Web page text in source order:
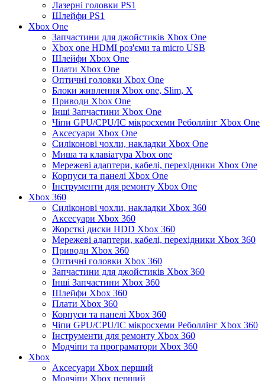
Лазерні головки PS1
Шлейфи PS1
Xbox One
Запчастини для джойстиків Xbox One
Xbox one HDMI роз'єми та micro USB
Шлейфи Xbox One
Плати Xbox One
Оптичні головки Xbox One
Блоки живлення Xbox one, Slim, X
Приводи Xbox One
Інші Запчастини Xbox One
Чіпи GPU/CPU/IC мікросхеми Реболлінг Xbox One
Аксесуари Xbox One
Силіконові чохли, накладки Xbox One
Миша та клавіатура Xbox one
Мережеві адаптери, кабелі, перехідники Xbox One
Корпуси та панелі Xbox One
Інструменти для ремонту Xbox One
Xbox 360
Силіконові чохли, накладки Xbox 360
Аксесуари Xbox 360
Жорсткі диски HDD Xbox 360
Мережеві адаптери, кабелі, перехідники Xbox 360
Приводи Xbox 360
Оптичні головки Xbox 360
Запчастини для джойстиків Xbox 360
Інші Запчастини Xbox 360
Шлейфи Xbox 360
Плати Xbox 360
Корпуси та панелі Xbox 360
Чіпи GPU/CPU/IC мікросхеми Реболлінг Xbox 360
Інструменти для ремонту Xbox 360
Модчіпи та програматори Xbox 360
Xbox
Аксесуари Xbox перший
Модчіпи Xbox перший